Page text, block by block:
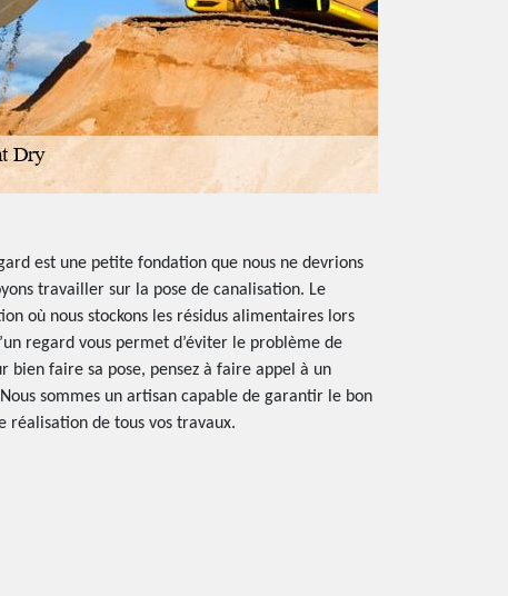
est une petite fondation que nous ne devrions
travailler sur la pose de canalisation. Le
où nous stockons les résidus alimentaires lors
regard vous permet d’éviter le problème de
bien faire sa pose, pensez à faire appel à un
sommes un artisan capable de garantir le bon
réalisation de tous vos travaux.